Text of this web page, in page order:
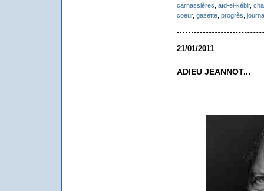
carnassières aïd-el-kébir,
coeur, gazette, progrès
21/01/2011
ADIEU JEANNOT...